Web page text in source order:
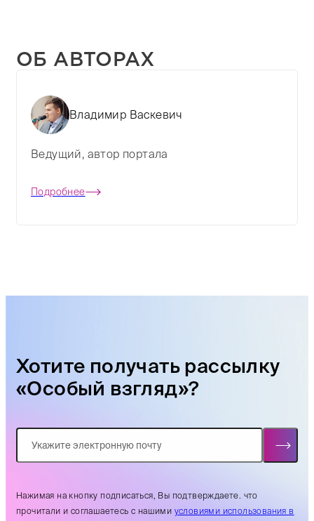
ОБ АВТОРАХ
Владимир Васкевич
Ведущий, автор портала
Подробнее
Хотите получать рассылку
«Особый взгляд»?
Нажимая на кнопку подписаться, Вы подтверждаете. что
прочитали и соглашаетесь с нашими условиями использования в